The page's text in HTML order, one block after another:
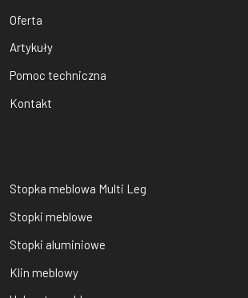
Oferta
Artykuły
Pomoc techniczna
Kontakt
Stopka meblowa Multi Leg
Stopki meblowe
Stopki aluminiowe
Klin meblowy